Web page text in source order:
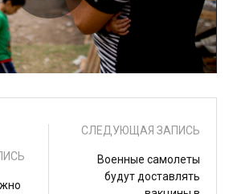
Play
Video
СЛЕДУЮЩАЯ ЗАПИСЬ
Военные самолеты
будут доставлять